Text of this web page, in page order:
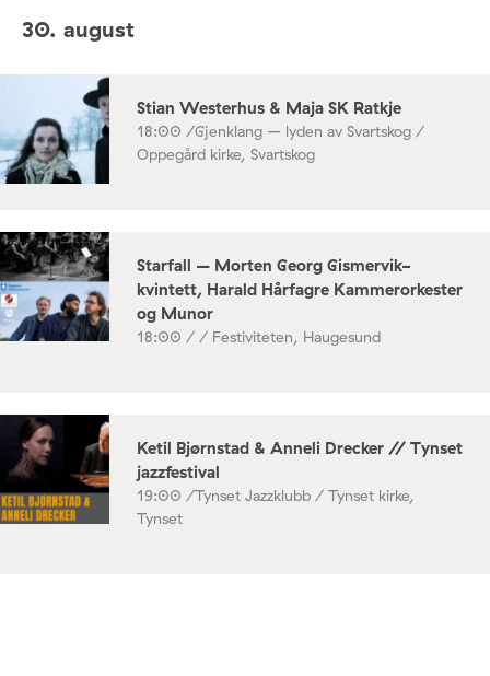
30. august
Stian Westerhus & Maja SK Ratkje
18:00 /Gjenklang – lyden av Svartskog /
Oppegård kirke, Svartskog
Starfall – Morten Georg Gismervik-
kvintett, Harald Hårfagre Kammerorkester
og Munor
18:00 / / Festiviteten, Haugesund
Ketil Bjørnstad & Anneli Drecker // Tynset
jazzfestival
19:00 /Tynset Jazzklubb / Tynset kirke,
Tynset